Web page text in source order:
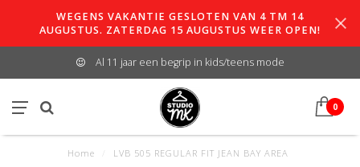
WEGENS VAKANTIE GESLOTEN VAN 4 TM 14
AUGUSTUS. ZATERDAG 15 AUGUSTUS WEER OPEN!
Al 11 jaar een begrip in kids/teens mode
0
Home LVB 505 REGULAR FIT JEAN BAY AREA